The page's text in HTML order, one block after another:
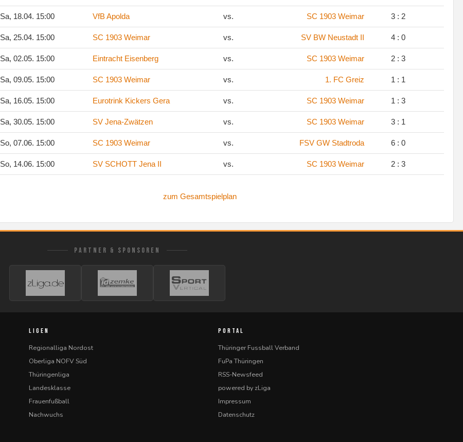
Sa, 18.04. 15:00 VfB Apolda vs. SC 1903 Weimar 3 : 2
Sa, 25.04. 15:00 SC 1903 Weimar vs. SV BW Neustadt II 4 : 0
Sa, 02.05. 15:00 Eintracht Eisenberg vs. SC 1903 Weimar 2 : 3
Sa, 09.05. 15:00 SC 1903 Weimar vs. 1. FC Greiz 1 : 1
Sa, 16.05. 15:00 Eurotrink Kickers Gera vs. SC 1903 Weimar 1 : 3
Sa, 30.05. 15:00 SV Jena-Zwätzen vs. SC 1903 Weimar 3 : 1
So, 07.06. 15:00 SC 1903 Weimar vs. FSV GW Stadtroda 6 : 0
So, 14.06. 15:00 SV SCHOTT Jena II vs. SC 1903 Weimar 2 : 3
zum Gesamtspielplan
PARTNER & SPONSOREN
LIGEN
Regionalliga Nordost
Oberliga NOFV Süd
Thüringenliga
Landesklasse
Frauenfußball
Nachwuchs
PORTAL
Thüringer Fussball Verband
FuPa Thüringen
RSS-Newsfeed
powered by zLiga
Impressum
Datenschutz